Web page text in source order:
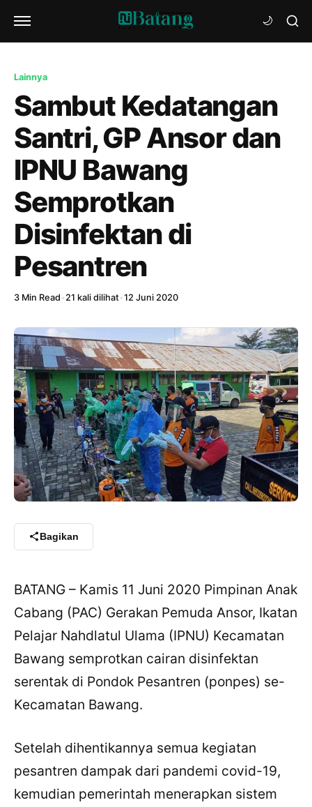
Lainnya
Sambut Kedatangan
Santri, GP Ansor dan
IPNU Bawang
Semprotkan
Disinfektan di
Pesantren
3 Min Read •21 kali dilihat•12 Juni 2020
Bagikan
BATANG – Kamis 11 Juni 2020 Pimpinan Anak
Cabang (PAC) Gerakan Pemuda Ansor, Ikatan
Pelajar Nahdlatul Ulama (IPNU) Kecamatan
Bawang semprotkan cairan disinfektan
serentak di Pondok Pesantren (ponpes) se-
Kecamatan Bawang.
Setelah dihentikannya semua kegiatan
pesantren dampak dari pandemi covid-19,
kemudian pemerintah menerapkan sistem